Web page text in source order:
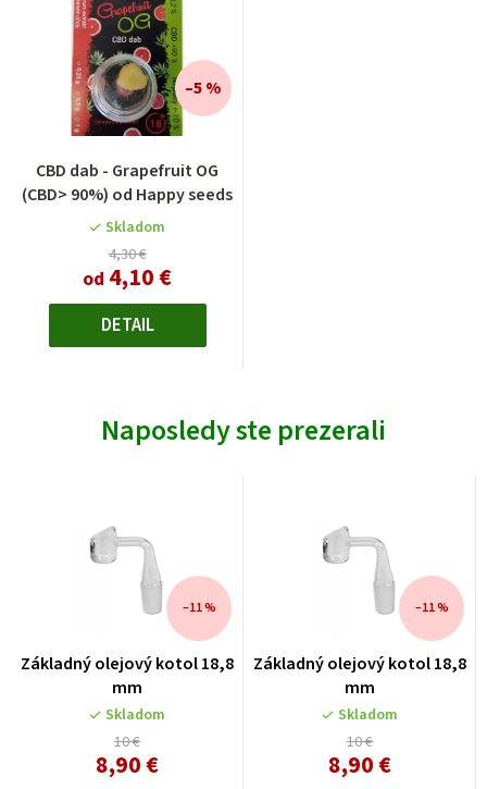
CBD dab - Grapefruit OG
(CBD> 90%) od Happy seeds
hodnotenie
produktu
je
5,0
z
5
hviezdičiek.
Skladom
4,30 €
od 4,10 €
–5 %
DETAIL
Naposledy ste prezerali
Základný olejový kotol 18,8
mm
Skladom
10 €
–11 %
8,90 €
Základný olejový kotol 18,8
mm
Skladom
10 €
–11 %
8,90 €